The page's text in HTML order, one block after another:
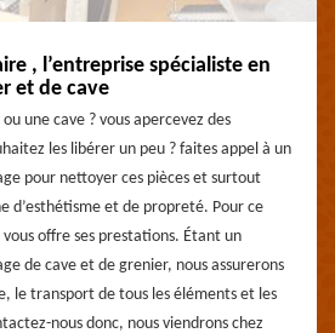
, l’entreprise spécialiste en
et de cave
une cave ? vous apercevez des
les libérer un peu ? faites appel à un
pour nettoyer ces pièces et surtout
d’esthétisme et de propreté. Pour ce
offre ses prestations. Étant un
de cave et de grenier, nous assurerons
le transport de tous les éléments et les
nous donc, nous viendrons chez